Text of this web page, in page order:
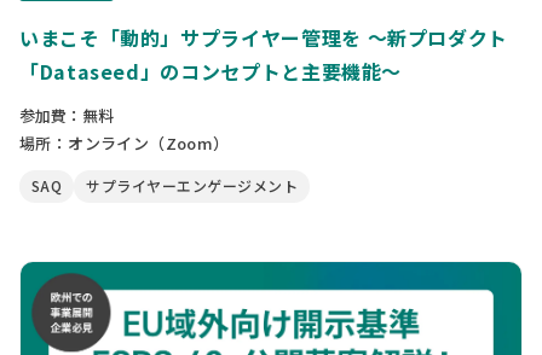
いまこそ「動的」サプライヤー管理を 〜新プロダクト
「Dataseed」のコンセプトと主要機能〜
参加費：無料
場所：オンライン（Zoom）
SAQ サプライヤーエンゲージメント